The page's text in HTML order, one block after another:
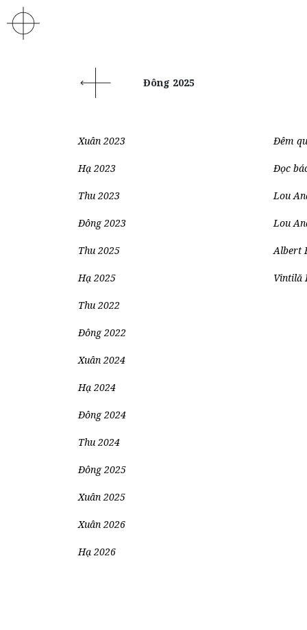
Đông 2025
Xuân 2023
Hạ 2023
Thu 2023
Đông 2023
Thu 2025
Hạ 2025
Thu 2022
Đông 2022
Xuân 2024
Hạ 2024
Đông 2024
Thu 2024
Đông 2025
Xuân 2025
Xuân 2026
Hạ 2026
Đêm
Đọc
Lou
Lou
Albert
Vintilă